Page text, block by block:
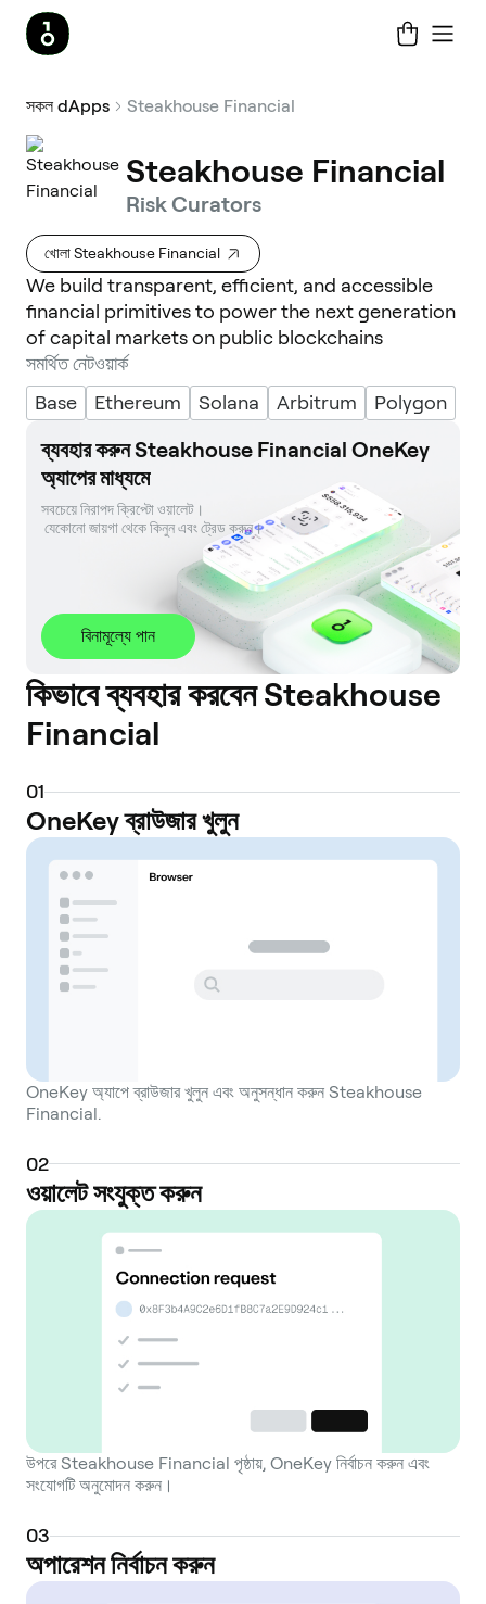
সকল dApps Steakhouse Financial
Steakhouse Financial
Risk Curators
খোলা Steakhouse Financial
We build transparent, efficient, and accessible
financial primitives to power the next generation
of capital markets on public blockchains
সমর্থিত নেটওয়ার্ক
Base
Ethereum Solana Arbitrum Polygon
ব্যবহার করুন Steakhouse Financial OneKey
অ্যাপের মাধ্যমে
সবচেয়ে নিরাপদ ক্রিপ্টো ওয়ালেট।
যেকোনো জায়গা থেকে কিনুন এবং ট্রেড করুন।
বিনামূল্যে পান
কিভাবে ব্যবহার করবেন Steakhouse
Financial
01
OneKey ব্রাউজার খুলুন
OneKey অ্যাপে ব্রাউজার খুলুন এবং অনুসন্ধান করুন Steakhouse
Financial.
02
ওয়ালেট সংযুক্ত করুন
উপরে Steakhouse Financial পৃষ্ঠায়, OneKey নির্বাচন করুন এবং
সংযোগটি অনুমোদন করুন।
03
অপারেশন নির্বাচন করুন